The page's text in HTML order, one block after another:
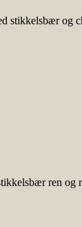
stikkelsbær og
ren